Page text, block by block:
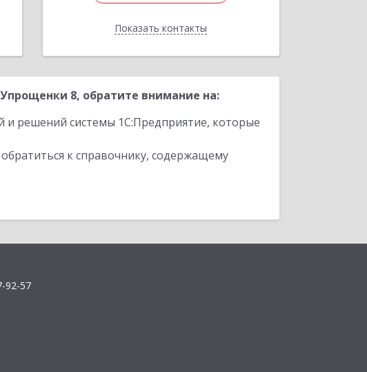
Показать контакты
Назад
8, обратите внимание на:
и решений системы 1С:Предприятие, которые
к справочнику, содержащему
92-57